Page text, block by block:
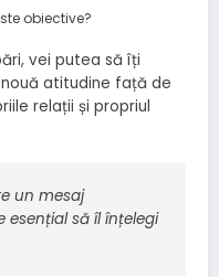
obiective?
vei putea să îți
atitudine față de
relații și propriul
un mesaj
esențial să îl înțelegi